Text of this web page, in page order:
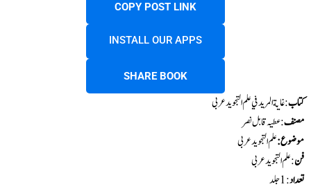
COPY POST LINK
INSTALL OUR APPS
SHARE BOOK
کتاب: غاية المريد في علم التجويد عربی
مصنف:عطیہ قابل نصر
موضوع:علم التجويد عربی
فن: علم التجويد عربی
تعداد:1 جلد